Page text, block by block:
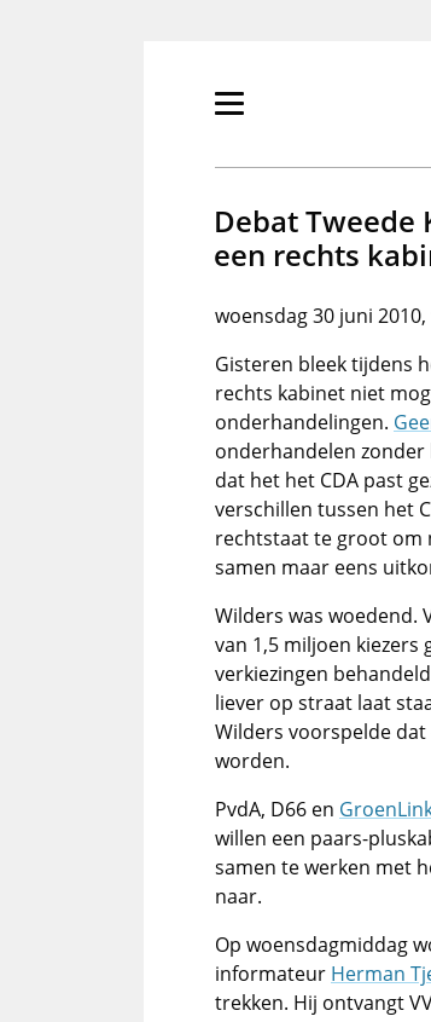
Primair
tonen/verbergen
Debat Tweede
een rechts
woensdag 30 juni 2010,
Gisteren bleek tijdens
rechts kabinet niet
onderhandelingen.
onderhandelen zonder
dat het het CDA past
verschillen tussen het
rechtstaat te groot om
samen maar eens
Wilders was woedend.
van 1,5 miljoen kiezers
verkiezingen
liever op straat laat
Wilders voorspelde
worden.
PvdA, D66 en
willen een paars-
samen te werken met
naar.
Op woensdagmiddag
informateur Herman
trekken. Hij ontvangt